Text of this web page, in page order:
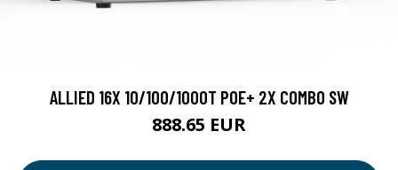
ALLIED 16X 10/100/1000T POE+ 2X COMBO SW
888.65 EUR